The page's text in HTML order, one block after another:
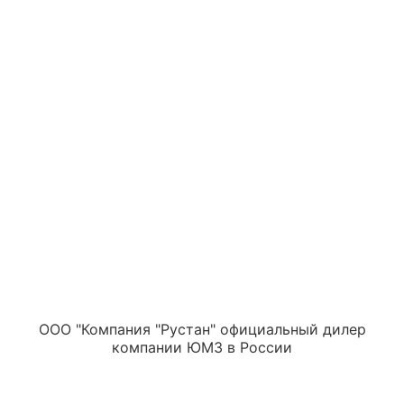
ООО "Компания "Рустан" официальный дилер
компании ЮМЗ в Роccии